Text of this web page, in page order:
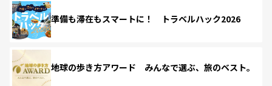
準備も滞在もスマートに！ トラベルハック2026
地球の歩き方アワード みんなで選ぶ、旅のベスト。